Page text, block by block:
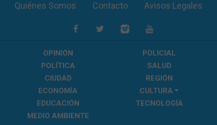
Quiénes Somos Contacto Avisos Legales
OPINIÓN
POLICIAL
POLÍTICA
SALUD
CIUDAD
REGIÓN
ECONOMÍA
CULTURA
EDUCACIÓN
TECNOLOGÍA
MEDIO AMBIENTE